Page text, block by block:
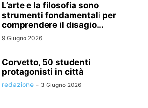
L’arte e la filosofia sono
strumenti fondamentali per
comprendere il disagio...
9 Giugno 2026
Corvetto, 50 studenti
protagonisti in città
redazione - 3 Giugno 2026